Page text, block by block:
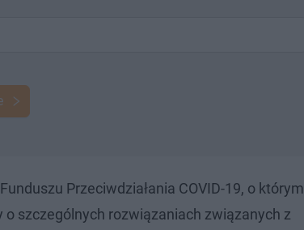
Przeciwdziałania COVID-19, o którym
szczególnych rozwiązaniach związanych z